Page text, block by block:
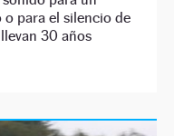
para el silencio de
30 años